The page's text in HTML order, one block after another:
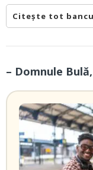
Citește tot
– Domnule